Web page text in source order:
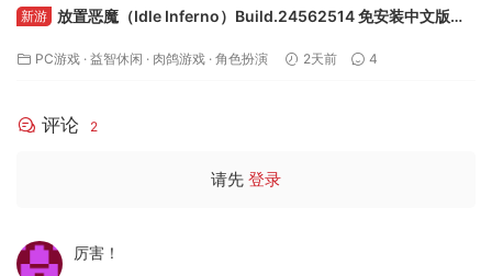
新游 放置恶魔（Idle Inferno）Build.24562514 免安装中文版下
PC游戏 · 益智休闲 · 肉鸽游戏 · 角色扮演 2天前 4
评论 2
请先 登录
厉害！